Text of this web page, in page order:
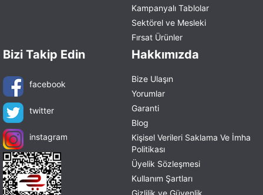
Kampanyalı Tablolar
Sektörel ve Mesleki
Fırsat Ürünler
Bizi Takip Edin
facebook
twitter
instagram
Hakkımızda
Bize Ulaşın
Yorumlar
Garanti
Blog
Kişisel Verileri Saklama Ve İmha
Politikası
Üyelik Sözleşmesi
Kullanım Şartları
Gizlilik ve Güvenlik